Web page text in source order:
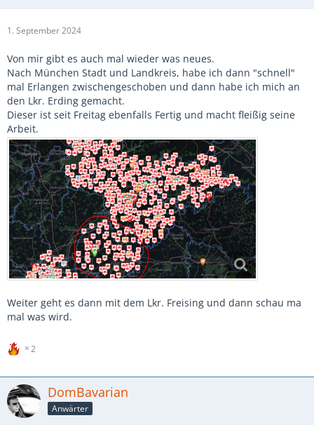
1. September 2024
Von mir gibt es auch mal wieder was neues.
Nach München Stadt und Landkreis, habe ich dann "schnell"
mal Erlangen zwischengeschoben und dann habe ich mich an
den Lkr. Erding gemacht.
Dieser ist seit Freitag ebenfalls Fertig und macht fleißig seine
Arbeit.
Weiter geht es dann mit dem Lkr. Freising und dann schau ma
mal was wird.
2
DomBavarian
Anwärter